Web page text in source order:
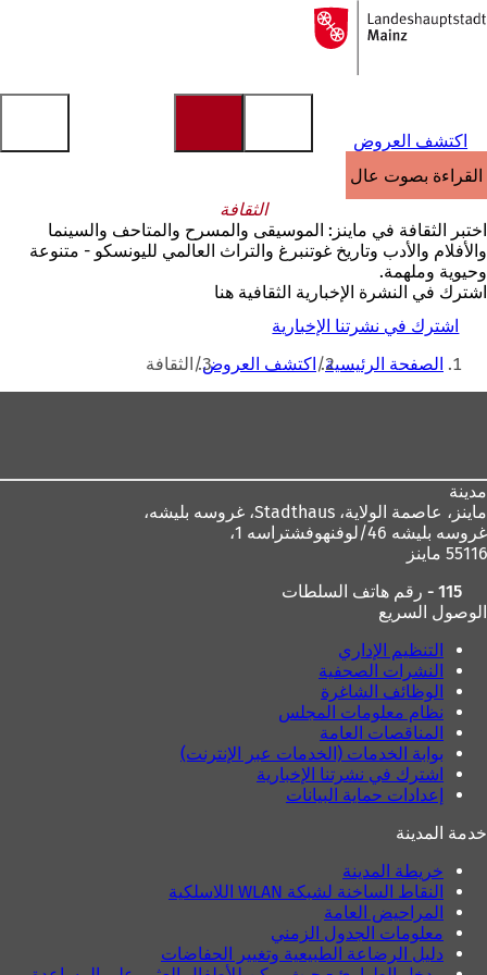
الانتقال إلى المحتوى
إلى
الصفحة
اكتشف العروض
القراءة بصوت عالٍ
الثقافة
اختبر الثقافة في ماينز: الموسيقى والمسرح والمتاحف والسينما
والأفلام والأدب وتاريخ غوتنبرغ والتراث العالمي لليونسكو - متنوعة
وحيوية وملهمة.
اشترك في النشرة الإخبارية الثقافية هنا
اشترك في نشرتنا الإخبارية
أنت الصفحة الرئيسية اكتشف العروض الثقافة
مدينة
ماينز، عاصمة الولاية،
غروسه بليشه 46/لوفنهوفشتراسه 1،
55116 ماينز
115 - رقم هاتف السلطات
الوصول السريع
التنظيم الإداري
النشرات الصحفية
الوظائف الشاغرة
نظام معلومات المجلس
المناقصات العامة
بوابة الخدمات (الخدمات عبر الإنترنت)
اشترك في نشرتنا الإخبارية
إعدادات حماية البيانات
خدمة المدينة
خريطة المدينة
النقاط الساخنة لشبكة WLAN اللاسلكية
المراحيض العامة
معلومات الجدول الزمني
دليل الرضاعة الطبيعية وتغيير الحفاضات